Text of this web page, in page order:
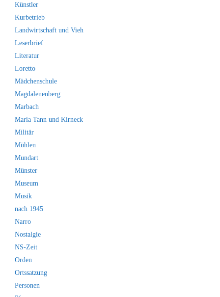
Künstler
Kurbetrieb
Landwirtschaft und Vieh
Leserbrief
Literatur
Loretto
Mädchenschule
Magdalenenberg
Marbach
Maria Tann und Kirneck
Militär
Mühlen
Mundart
Münster
Museum
Musik
nach 1945
Narro
Nostalgie
NS-Zeit
Orden
Ortssatzung
Personen